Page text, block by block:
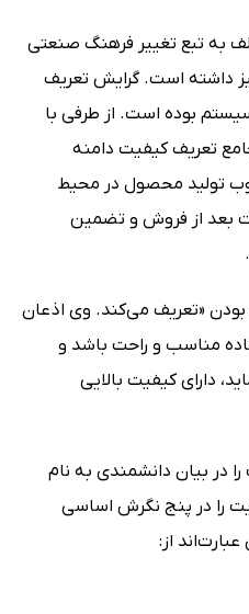
به‌ تبع تغییر فرهنگ صنعتی
داشته است. گرایش تعریف
بوده است. از طرفی با
تعریف کیفیت دامنه
تولید محصول در محیط
بعد از فروش و تضمین
«تعریف می‌کند. وی اذعان
مناسب و راحت باشد و
دارای کیفیت بالایی
در بیان دانشمندی به نام
را در پنج نگرش اساسی
از: